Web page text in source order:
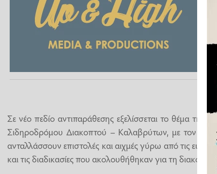
Σε νέο πεδίο αντιπαράθεσης εξελίσσεται το θέμα της
Σιδηροδρόμου Διακοπτού – Καλαβρύτων, με τον
ανταλλάσσουν επιστολές και αιχμές γύρω από τις
και τις διαδικασίες που ακολουθήθηκαν για τη